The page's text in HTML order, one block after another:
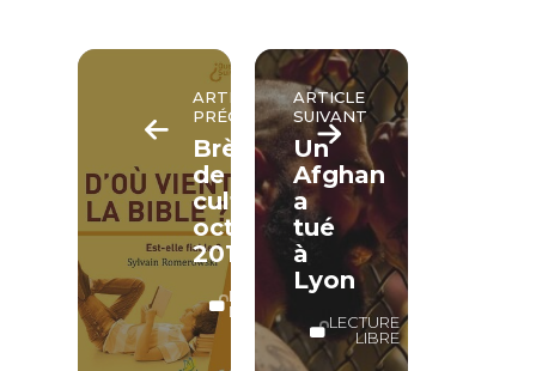
ARTICLE
PRÉCÉDENT
Brèves
de
culture
octobre
2019
LECTURE
LIBRE
ARTICLE
SUIVANT
Un
Afghan
a
tué
à
Lyon
LECTURE
LIBRE